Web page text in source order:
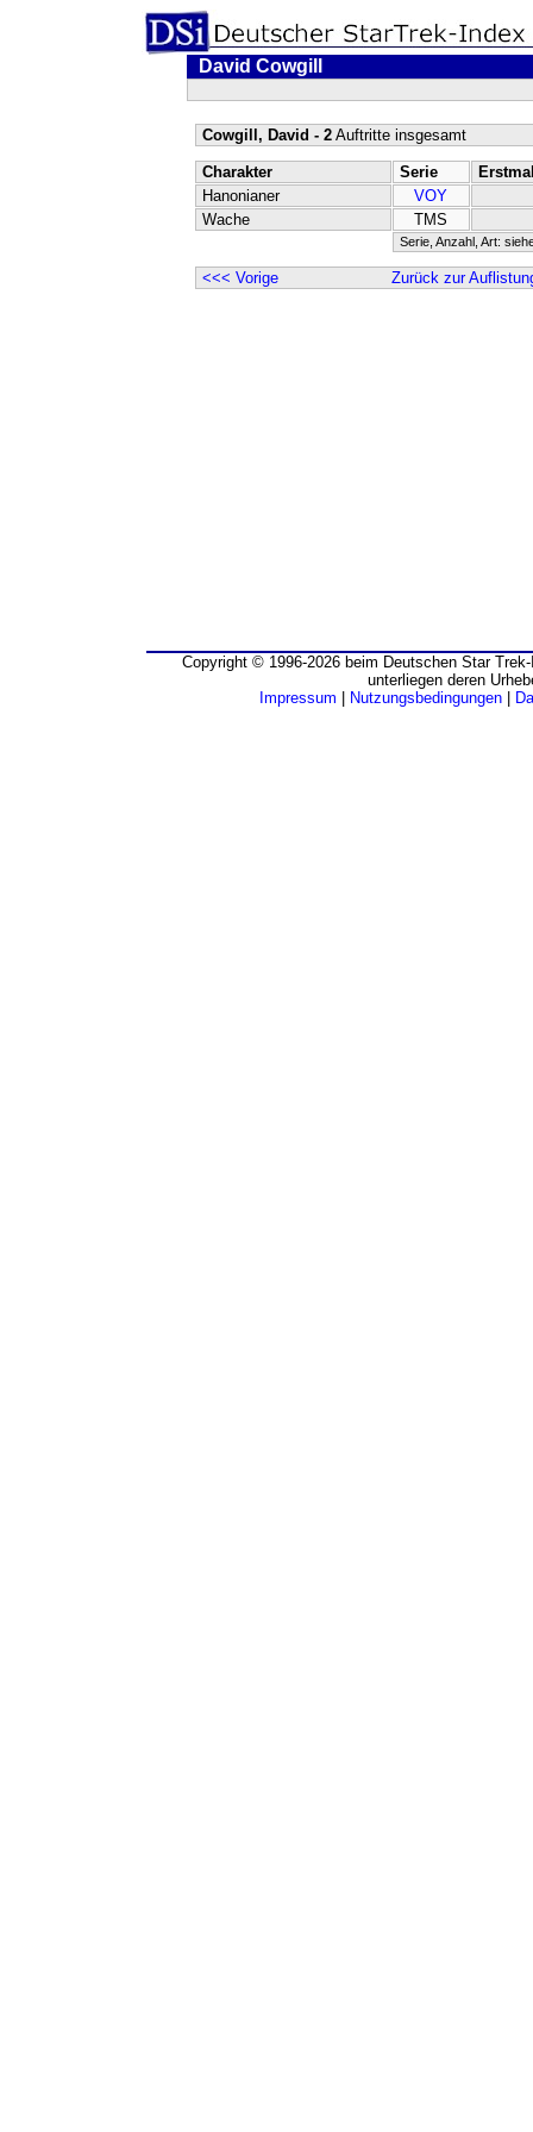
David Cowgill
Cowgill, David - 2Auftritte insgesamt
Charakter Serie
Hanonianer
VOY
Wache
TMS
Serie, Anzahl, Art:
<<< Vorige Zurück zur
Copyright © 1996-2026 beim Deutschen Star
unterliegen deren
Impressum
Nutzungsbedingungen